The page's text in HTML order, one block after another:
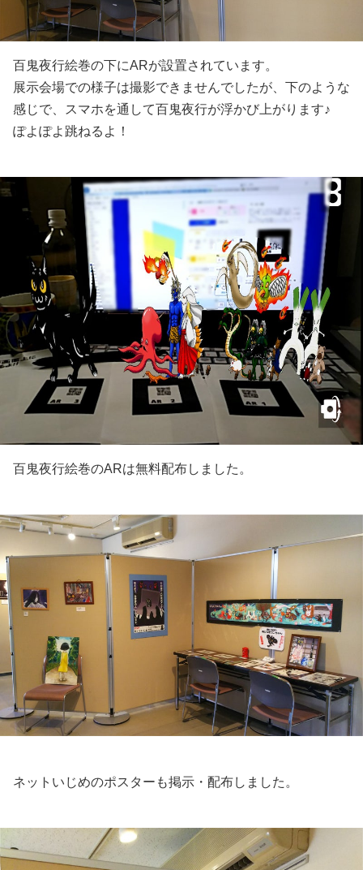
百鬼夜行絵巻の下にARが設置されています。
展示会場での様子は撮影できませんでしたが、下のような
感じで、スマホを通して百鬼夜行が浮かび上がります♪
ぽよぽよ跳ねるよ！
百鬼夜行絵巻のARは無料配布しました。
ネットいじめのポスターも掲示・配布しました。